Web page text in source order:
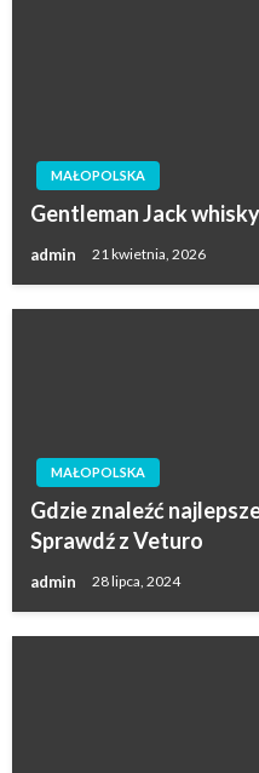
MAŁOPOLSKA
Gentleman Jack whisky
admin 21 kwietnia, 2026
MAŁOPOLSKA
Gdzie znaleźć
Sprawdź z Veturo
admin 28 lipca, 2024